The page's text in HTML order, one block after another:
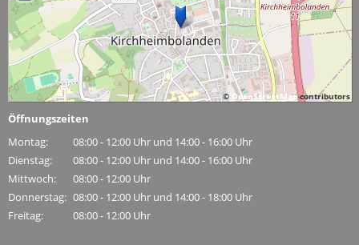
© OpenStreetMapcontributors
Öffnungszeiten
Montag:
08:00 - 12:00 Uhr und 14:00 - 16:00 Uhr
Dienstag:
08:00 - 12:00 Uhr und 14:00 - 16:00 Uhr
Mittwoch:
08:00 - 12:00 Uhr
Donnerstag: 08:00 - 12:00 Uhr und 14:00 - 18:00 Uhr
Freitag:
08:00 - 12:00 Uhr